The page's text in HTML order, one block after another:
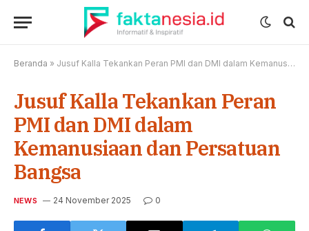
Beranda » Jusuf Kalla Tekankan Peran PMI dan DMI dalam Kemanusiaan dan Persatuan Bangsa
Jusuf Kalla Tekankan Peran
PMI dan DMI dalam
Kemanusiaan dan Persatuan
Bangsa
NEWS 24 November 2025 0